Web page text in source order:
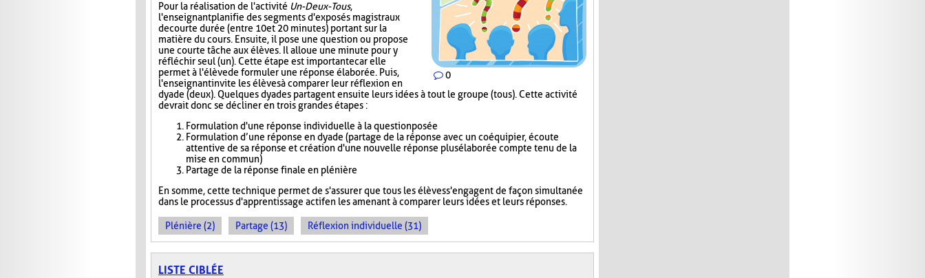
0
Pour la réalisation de l'activité Un-Deux-Tous,
l'enseignant planifie des segments d'exposés magistraux
de courte durée (entre 10 et 20 minutes) portant sur la
matière du cours. Ensuite, il pose une question ou propose
une courte tâche aux élèves. Il alloue une minute pour y
réfléchir seul (un). Cette étape est importante car elle
permet à l'élève de formuler une réponse élaborée. Puis,
l'enseignant invite les élèves à comparer leur réflexion en
dyade (deux). Quelques dyades partagent ensuite leurs idées à tout le groupe (tous). Cette activité
devrait donc se décliner en trois grandes étapes :
Formulation d'une réponse individuelle à la question posée
Formulation d’une réponse en dyade (partage de la réponse avec un coéquipier, écoute
attentive de sa réponse et création d'une nouvelle réponse plus élaborée compte tenu de la
mise en commun)
Partage de la réponse finale en plénière
En somme, cette technique permet de s'assurer que tous les élèves s'engagent de façon simultanée
dans le processus d'apprentissage actif en les amenant à comparer leurs idées et leurs réponses.
Plénière (2) Partage (13) Réflexion individuelle (31)
LISTE CIBLÉE